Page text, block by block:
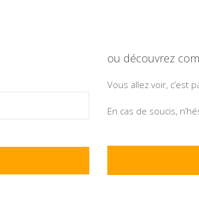
ou découvrez
Vous allez voir, c’est
En cas de soucis,